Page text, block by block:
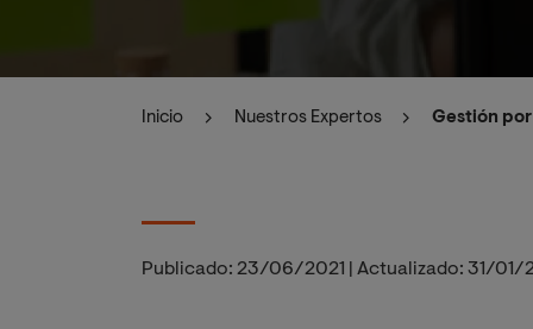
Inicio Nuestros Expertos Gestión
Publicado: 23/06/2021 Actualizado: 31/01/